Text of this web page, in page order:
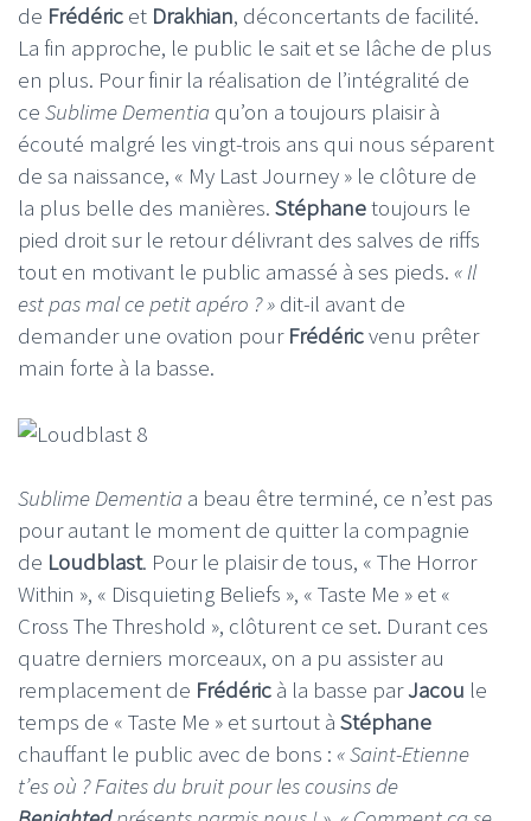
de Frédéric et Drakhian, déconcertants de facilité.
La fin approche, le public le sait et se lâche de plus
en plus. Pour finir la réalisation de l’intégralité de
ce Sublime Dementia qu’on a toujours plaisir à
écouté malgré les vingt-trois ans qui nous séparent
de sa naissance, « My Last Journey » le clôture de
la plus belle des manières. Stéphanetoujours le
pied droit sur le retour délivrant des salves de riffs
tout en motivant le public amassé à ses pieds. « Il
est pas mal ce petit apéro ? » dit-il avant de
demander une ovation pourFrédéricvenu prêter
main forte à la basse.
Sublime Dementia a beau être terminé, ce n’est pas
pour autant le moment de quitter la compagnie
de Loudblast. Pour le plaisir de tous, « The Horror
Within », « Disquieting Beliefs », « Taste Me » et «
Cross The Threshold », clôturent ce set. Durant ces
quatre derniers morceaux, on a pu assister au
remplacement de Frédéric à la basse parJacou le
temps de « Taste Me » et surtout à Stéphane
chauffant le public avec de bons : « Saint-Etienne
t’es où ? Faites du bruit pour les cousins de